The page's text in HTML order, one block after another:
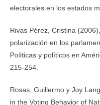
electorales en los estados
Rivas Pérez, Cristina
polarización en los
Políticas y políticos en
215-254.
Rosas, Guillermo y Joy
in the Voting Behavior of